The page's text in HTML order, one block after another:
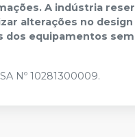
A indústria
alterações no design
dos equipamentos
Nº 10281300009.